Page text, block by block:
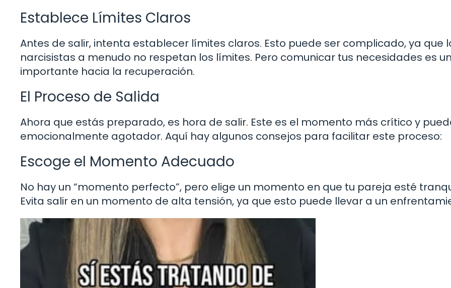
Establece Límites Claros
Antes de salir, intenta establecer límites claros. Esto puede ser complicado, ya que
narcisistas a menudo no respetan los límites. Pero comunicar tus necesidades es
importante hacia la recuperación.
El Proceso de Salida
Ahora que estás preparado, es hora de salir. Este es el momento más crítico y
emocionalmente agotador. Aquí hay algunos consejos para facilitar este proceso:
Escoge el Momento Adecuado
No hay un “momento perfecto”, pero elige un momento en que tu pareja esté
Evita salir en un momento de alta tensión, ya que esto puede llevar a un